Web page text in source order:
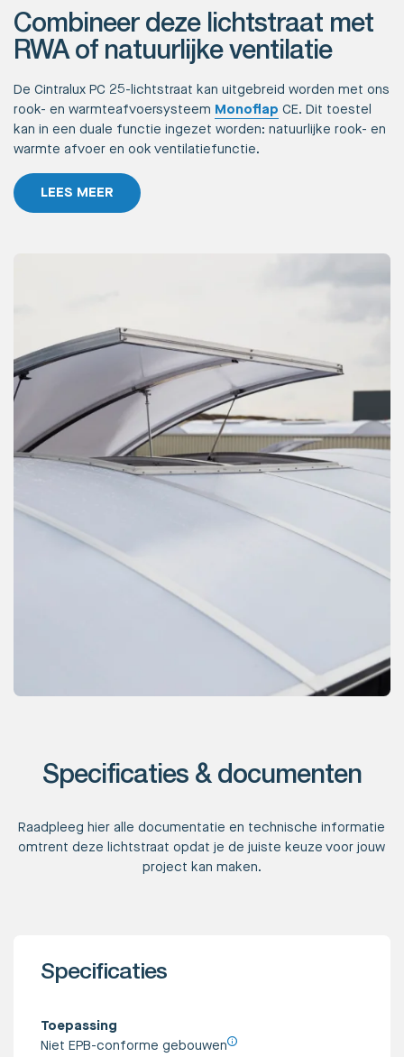
Combineer deze lichtstraat met
RWA of natuurlijke ventilatie
De Cintralux PC 25-lichtstraat kan uitgebreid worden met ons
rook- en warmteafvoersysteem Monoflap CE. Dit toestel
kan in een duale functie ingezet worden: natuurlijke rook- en
warmte afvoer en ook ventilatiefunctie.
LEES MEER
Specificaties & documenten
Raadpleeg hier alle documentatie en technische informatie
omtrent deze lichtstraat opdat je de juiste keuze voor jouw
project kan maken.
Specificaties
Toepassing
Niet EPB-conforme gebouwen